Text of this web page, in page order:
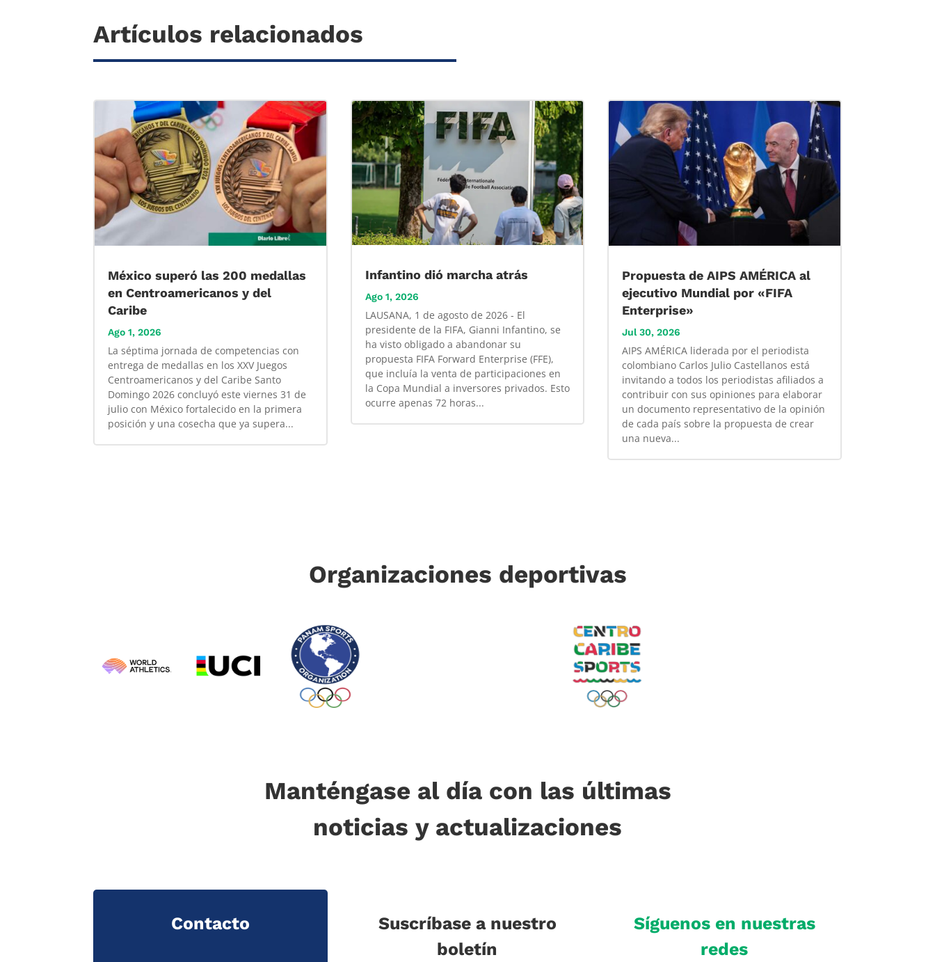
Artículos relacionados
México superó las 200 medallas
en Centroamericanos y del
Caribe
Ago 1, 2026
La séptima jornada de competencias con
entrega de medallas en los XXV Juegos
Centroamericanos y del Caribe Santo
Domingo 2026 concluyó este viernes 31 de
julio con México fortalecido en la primera
posición y una cosecha que ya supera...
Infantino dió marcha atrás
Ago 1, 2026
LAUSANA, 1 de agosto de 2026 - El
presidente de la FIFA, Gianni Infantino, se
ha visto obligado a abandonar su
propuesta FIFA Forward Enterprise (FFE),
que incluía la venta de participaciones en
la Copa Mundial a inversores privados. Esto
ocurre apenas 72 horas...
Propuesta de AIPS AMÉRICA al
ejecutivo Mundial por «FIFA
Enterprise»
Jul 30, 2026
AIPS AMÉRICA liderada por el periodista
colombiano Carlos Julio Castellanos está
invitando a todos los periodistas afiliados a
contribuir con sus opiniones para elaborar
un documento representativo de la opinión
de cada país sobre la propuesta de crear
una nueva...
Organizaciones deportivas
Manténgase al día con las últimas
noticias y actualizaciones
Contacto
Suscríbase a nuestro
boletín
Síguenos en nuestras
redes